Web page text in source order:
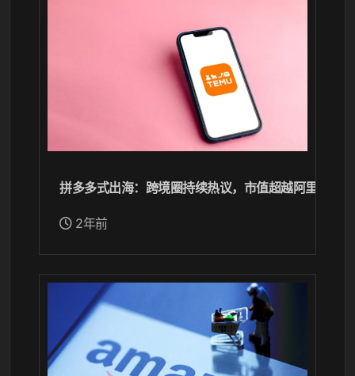
拼多多式出海：跨境圈持续热议，市值超越阿里？
2年前